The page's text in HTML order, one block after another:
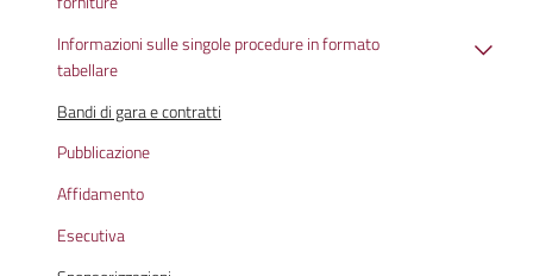
Informazioni sulle singole procedure in formato
tabellare
Bandi di gara e contratti
Pubblicazione
Affidamento
Esecutiva